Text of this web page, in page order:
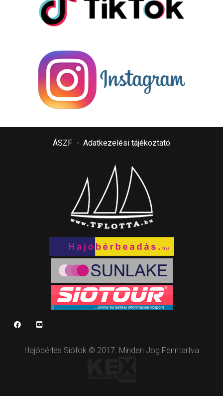
ÁSZF - Adatkezelési tájékoztató
Hajóbérlés Siófok © 2017. Minden Jog Fenntartva